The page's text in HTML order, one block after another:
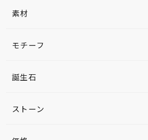
素材
モチーフ
誕生石
ストーン